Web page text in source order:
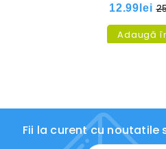
12.99 lei
Adaugă
Fii la curent cu